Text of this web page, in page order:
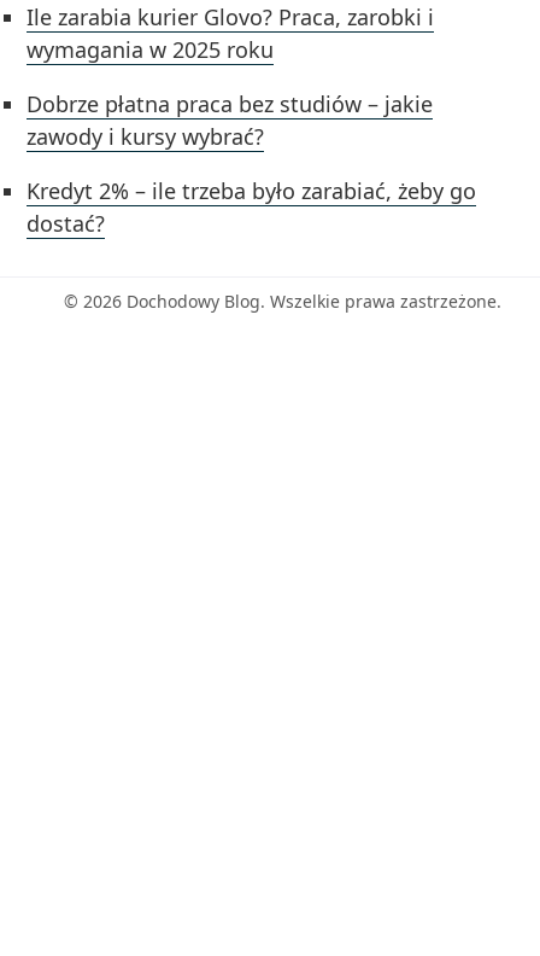
Ile zarabia kurier Glovo? Praca, zarobki i
wymagania w 2025 roku
Dobrze płatna praca bez studiów – jakie
zawody i kursy wybrać?
Kredyt 2% – ile trzeba było zarabiać, żeby go
dostać?
© 2026 Dochodowy Blog. Wszelkie prawa zastrzeżone.